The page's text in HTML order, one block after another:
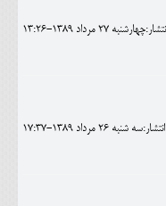
27 مرداد 1389-13:26
انتشار:سه شنبه 26 مرداد 1389-17:37